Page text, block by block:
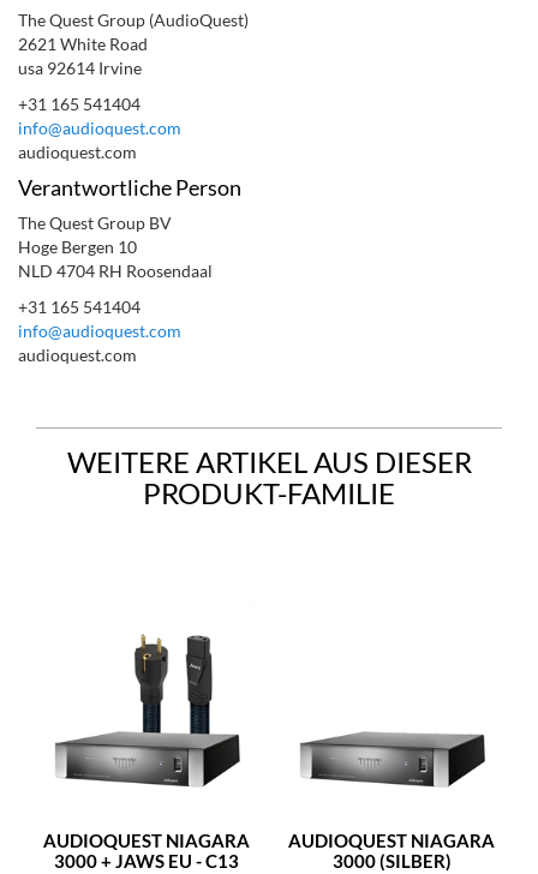
The Quest Group (AudioQuest)
2621 White Road
usa 92614 Irvine
+31 165 541404
info@audioquest.com
audioquest.com
Verantwortliche Person
The Quest Group BV
Hoge Bergen 10
NLD 4704 RH Roosendaal
+31 165 541404
info@audioquest.com
audioquest.com
WEITERE ARTIKEL AUS DIESER
PRODUKT-FAMILIE
AUDIOQUEST NIAGARA
3000 + JAWS EU - C13
AUDIOQUEST NIAGARA
3000 (SILBER)